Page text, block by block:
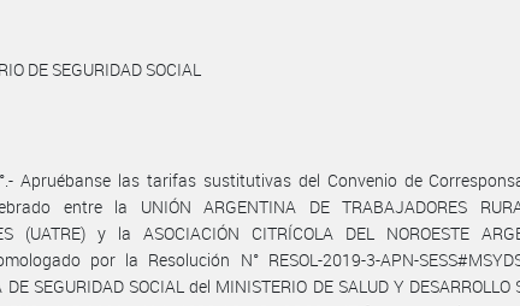
DE SEGURIDAD SOCIAL
Apruébanse las tarifas sustitutivas del Convenio de
entre la UNIÓN ARGENTINA DE TRABAJADORES
(UATRE) y la ASOCIACIÓN CITRÍCOLA DEL NOROESTE
por la Resolución N° RESOL-2019-3-APN-
DE SEGURIDAD SOCIAL del MINISTERIO DE SALUD Y DESARROLLO